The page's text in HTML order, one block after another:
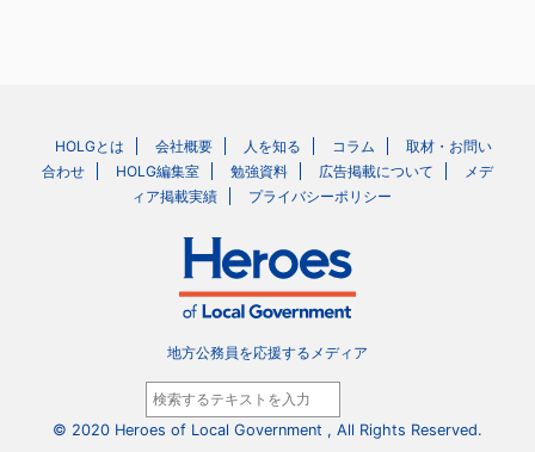
HOLGとは 会社概要 人を知る コラム
取材・お問い
合わせ
HOLG編集室 勉強資料 広告掲載について
メデ
ィア掲載実績
プライバシーポリシー
地方公務員を応援するメディア
© 2020 Heroes of Local Government , All Rights Reserved.